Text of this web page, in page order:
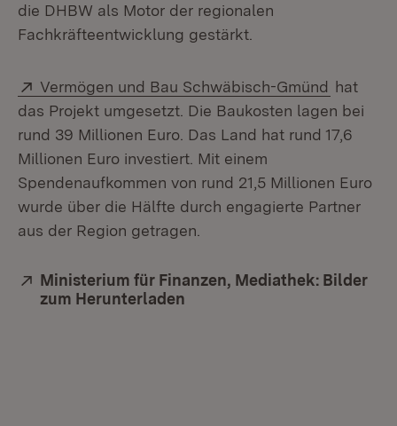
die DHBW als Motor der regionalen
Fachkräfteentwicklung gestärkt.
Extern:
Vermögen und Bau Schwäbisch-Gmünd (Öffnet
hat
das Projekt umgesetzt. Die Baukosten lagen bei
rund 39 Millionen Euro. Das Land hat rund 17,6
Millionen Euro investiert. Mit einem
Spendenaufkommen von rund 21,5 Millionen Euro
wurde über die Hälfte durch engagierte Partner
aus der Region getragen.
Extern:
Ministerium für Finanzen, Mediathek: Bilder
zum Herunterladen